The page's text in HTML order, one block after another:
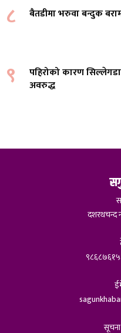
८ बैतडीमा भरुवा बन्दुक
९
पहिरोको कारण
अवरुद्ध
दशरथचन्द
सूचना